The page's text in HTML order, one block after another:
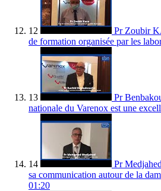
12
Pr Zoubir
de formation organisée par les
13
Pr
nationale du Varenox est une
14
Pr
sa communication autour de la
01:20